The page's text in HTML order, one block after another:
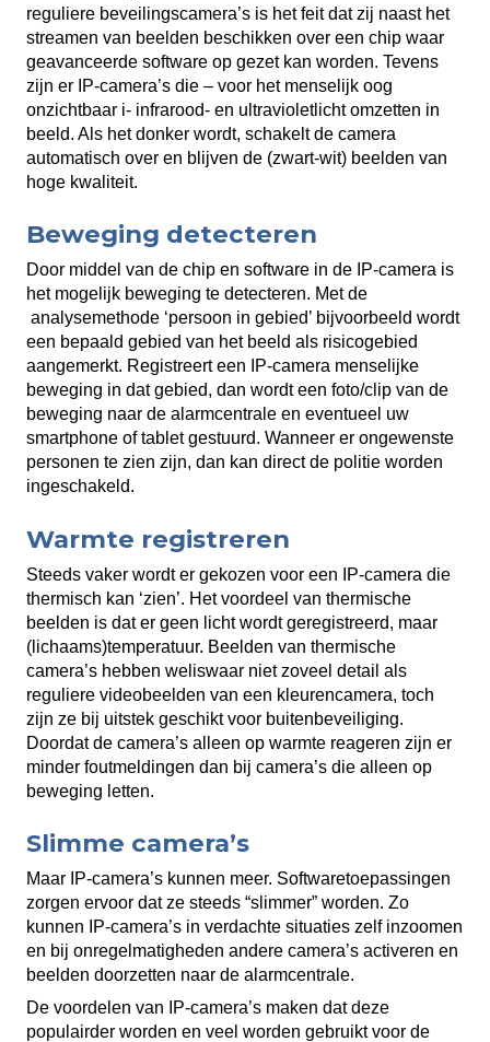
reguliere beveilingscamera’s is het feit dat zij naast het
streamen van beelden beschikken over een chip waar
geavanceerde software op gezet kan worden. Tevens
zijn er IP-camera’s die – voor het menselijk oog
onzichtbaar i- infrarood- en ultravioletlicht omzetten in
beeld. Als het donker wordt, schakelt de camera
automatisch over en blijven de (zwart-wit) beelden van
hoge kwaliteit.
Beweging detecteren
Door middel van de chip en software in de IP-camera is
het mogelijk beweging te detecteren. Met de
analysemethode ‘persoon in gebied’ bijvoorbeeld wordt
een bepaald gebied van het beeld als risicogebied
aangemerkt. Registreert een IP-camera menselijke
beweging in dat gebied, dan wordt een foto/clip van de
beweging naar de alarmcentrale en eventueel uw
smartphone of tablet gestuurd. Wanneer er ongewenste
personen te zien zijn, dan kan direct de politie worden
ingeschakeld.
Warmte registreren
Steeds vaker wordt er gekozen voor een IP-camera die
thermisch kan ‘zien’. Het voordeel van thermische
beelden is dat er geen licht wordt geregistreerd, maar
(lichaams)temperatuur. Beelden van thermische
camera’s hebben weliswaar niet zoveel detail als
reguliere videobeelden van een kleurencamera, toch
zijn ze bij uitstek geschikt voor buitenbeveiliging.
Doordat de camera’s alleen op warmte reageren zijn er
minder foutmeldingen dan bij camera’s die alleen op
beweging letten.
Slimme camera’s
Maar IP-camera’s kunnen meer. Softwaretoepassingen
zorgen ervoor dat ze steeds “slimmer” worden. Zo
kunnen IP-camera’s in verdachte situaties zelf inzoomen
en bij onregelmatigheden andere camera’s activeren en
beelden doorzetten naar de alarmcentrale.
De voordelen van IP-camera’s maken dat deze
populairder worden en veel worden gebruikt voor de